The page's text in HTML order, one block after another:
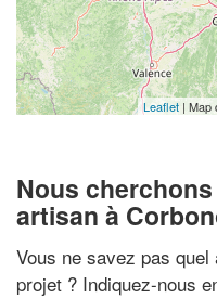
Leaflet | Map
Nous
artisan à
Vous ne savez pas
projet ? Indiquez-nous